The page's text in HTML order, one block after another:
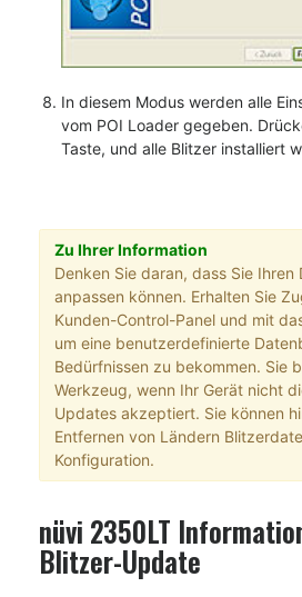
In diesem Modus werden alle
vom POI Loader gegeben.
Taste, und alle Blitzer installiert
Zu Ihrer Information
Denken Sie daran, dass Sie Ihren
anpassen können. Erhalten Sie
Kunden-Control-Panel und mit
um eine benutzerdefinierte
Bedürfnissen zu bekommen. Sie
Werkzeug, wenn Ihr Gerät nicht
Updates akzeptiert. Sie können
Entfernen von Ländern
Konfiguration.
nüvi 2350LT
Blitzer-Update